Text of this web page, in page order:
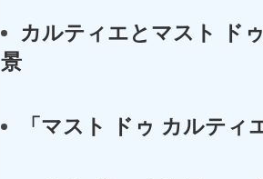
カルティエとマスト ド
景
「マスト ドゥ カルテ